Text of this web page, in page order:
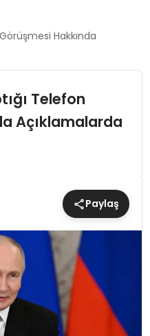
Hakkında
Telefon
Açıklamalarda
Paylaş